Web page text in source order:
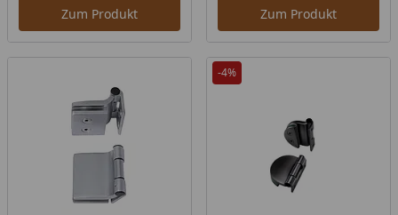
Zum Produkt Zum Produkt
-4%